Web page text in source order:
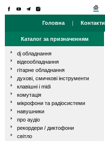
Головна | Контакти
Каталог за призначенням
dj обладнання
відеообладнання
гітарне обладнання
духові, смичкові інструменти
клавішні і midi
комутація
мікрофони та радіосистеми
навушники
про аудіо
рекордери / диктофони
світло